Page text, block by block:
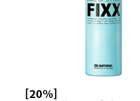
[20%]